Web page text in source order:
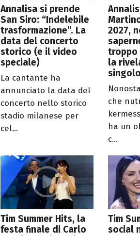
Annalisa si prende
San Siro: “Indelebile
trasformazione”. La
data del concerto
storico (e il video
speciale)
La cantante ha
annunciato la data del
concerto nello storico
stadio milanese per
cel...
2027,
troppo
la
singolo
che
ha un
c...
Tim Summer Hits, la
festa finale di Carlo
Tim
social